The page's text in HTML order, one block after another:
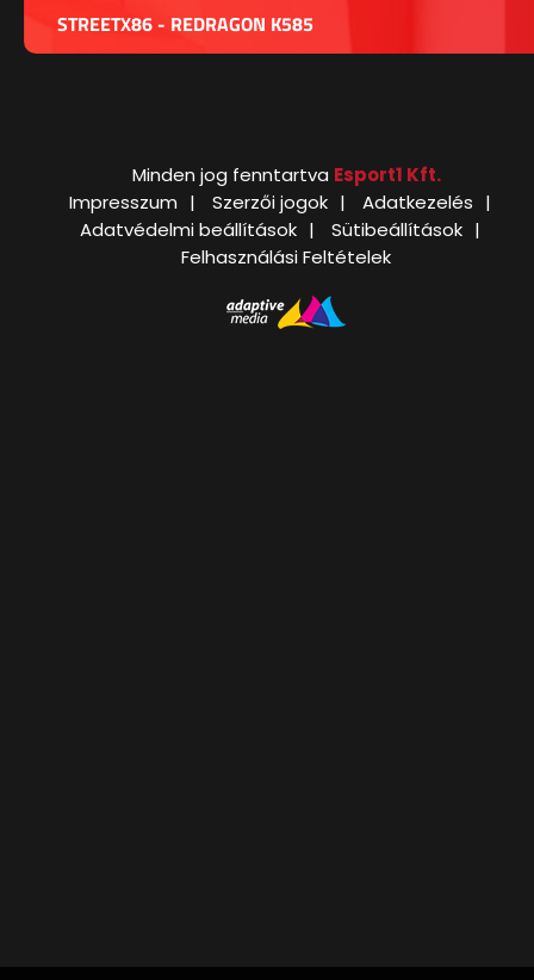
STREETX86 - REDRAGON K585
Minden jog fenntartva Esport1 Kft.
Impresszum
Szerzői jogok
Adatkezelés
Adatvédelmi beállítások
Sütibeállítások
Felhasználási Feltételek